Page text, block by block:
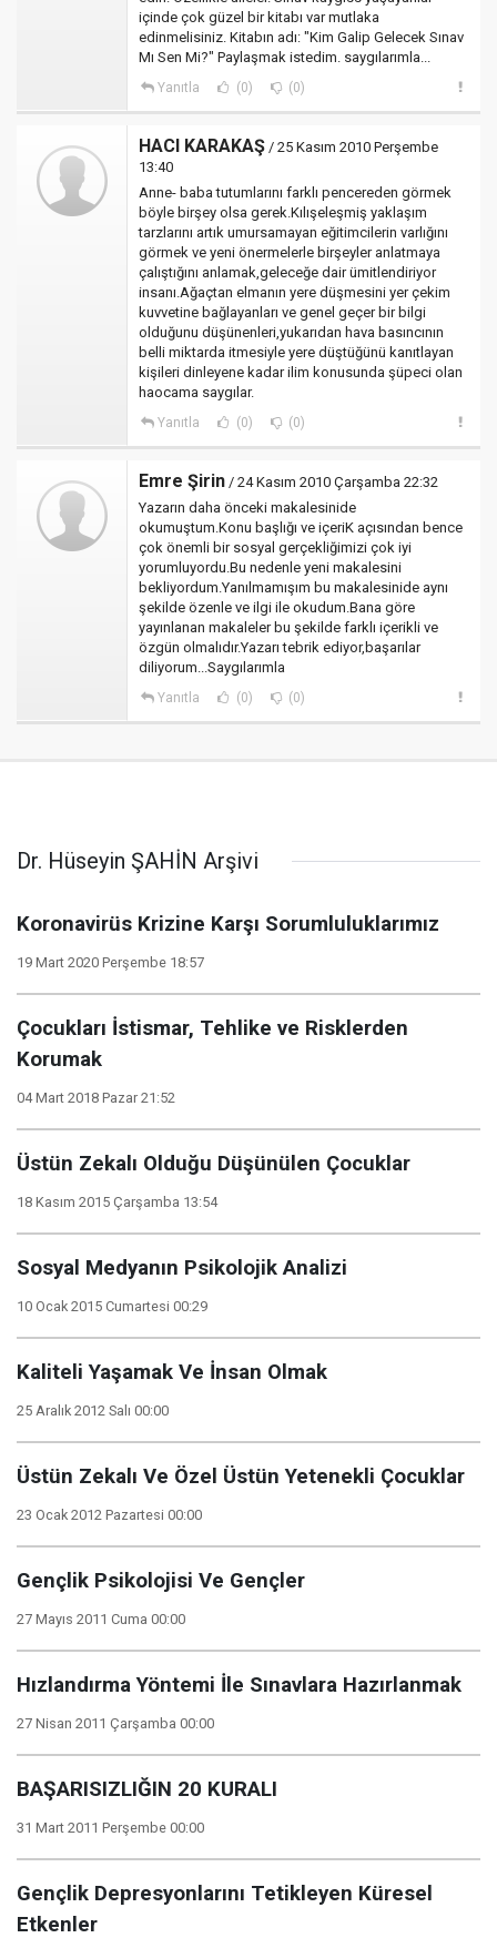
içinde çok güzel bir kitabı var mutlaka
edinmelisiniz. Kitabın adı: "Kim Galip Gelecek Sınav
Mı Sen Mi?" Paylaşmak istedim. saygılarımla...
Yanıtla (0) (0)
HACI KARAKAŞ / 25 Kasım 2010 Perşembe
13:40
Anne- baba tutumlarını farklı pencereden görmek
böyle birşey olsa gerek.Kılışeleşmiş yaklaşım
tarzlarını artık umursamayan eğitimcilerin varlığını
görmek ve yeni önermelerle birşeyler anlatmaya
çalıştığını anlamak,geleceğe dair ümitlendiriyor
insanı.Ağaçtan elmanın yere düşmesini yer çekim
kuvvetine bağlayanları ve genel geçer bir bilgi
olduğunu düşünenleri,yukarıdan hava basıncının
belli miktarda itmesiyle yere düştüğünü kanıtlayan
kişileri dinleyene kadar ilim konusunda şüpeci olan
haocama saygılar.
Yanıtla (0) (0)
Emre Şirin / 24 Kasım 2010 Çarşamba 22:32
Yazarın daha önceki makalesinide
okumuştum.Konu başlığı ve içeriK açısından bence
çok önemli bir sosyal gerçekliğimizi çok iyi
yorumluyordu.Bu nedenle yeni makalesini
bekliyordum.Yanılmamışım bu makalesinide aynı
şekilde özenle ve ilgi ile okudum.Bana göre
yayınlanan makaleler bu şekilde farklı içerikli ve
özgün olmalıdır.Yazarı tebrik ediyor,başarılar
diliyorum...Saygılarımla
Yanıtla (0) (0)
Dr. Hüseyin ŞAHİN Arşivi
Koronavirüs Krizine Karşı Sorumluluklarımız
19 Mart 2020 Perşembe 18:57
Çocukları İstismar, Tehlike ve Risklerden
Korumak
04 Mart 2018 Pazar 21:52
Üstün Zekalı Olduğu Düşünülen Çocuklar
18 Kasım 2015 Çarşamba 13:54
Sosyal Medyanın Psikolojik Analizi
10 Ocak 2015 Cumartesi 00:29
Kaliteli Yaşamak Ve İnsan Olmak
25 Aralık 2012 Salı 00:00
Üstün Zekalı Ve Özel Üstün Yetenekli Çocuklar
23 Ocak 2012 Pazartesi 00:00
Gençlik Psikolojisi Ve Gençler
27 Mayıs 2011 Cuma 00:00
Hızlandırma Yöntemi İle Sınavlara Hazırlanmak
27 Nisan 2011 Çarşamba 00:00
BAŞARISIZLIĞIN 20 KURALI
31 Mart 2011 Perşembe 00:00
Gençlik Depresyonlarını Tetikleyen Küresel
Etkenler